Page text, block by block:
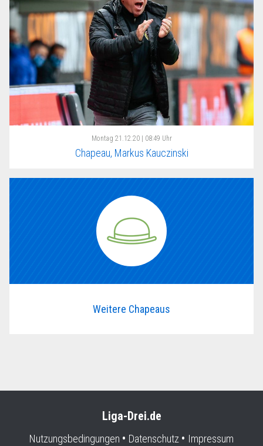
Montag 21.12.20 | 08:49 Uhr
Chapeau, Markus Kauczinski
Weitere Chapeaus
Liga-Drei.de
Nutzungsbedingungen Datenschutz Impressum